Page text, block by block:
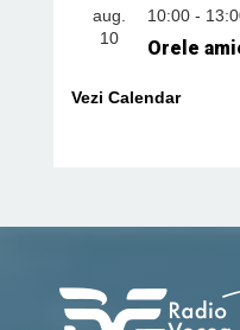
aug.
10
10:00-
Orele
Vezi Calendar